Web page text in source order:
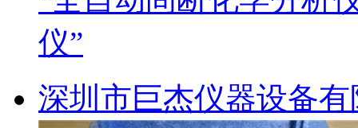
仪”
深圳市巨杰仪器设备